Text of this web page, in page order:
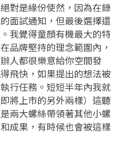
對是緣份使然，因為在錄
面試通知，但最後選擇還
我覺得童顏有機最大的特
品牌堅持的理念範圍內，
人都很樂意給你空間發
飛快，如果提出的想法被
行任務。短短半年內我就
將上市的另外兩樣）這聽
兩大螺絲帶領著其他小螺
成果，有時候也會被這樣